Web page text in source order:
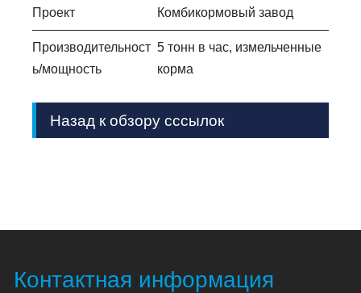
Проект Комбикормовый завод
Производительност
ь/мощность
5 тонн в час, измельченные
корма
Назад к обзору cссылок
Контактная информация